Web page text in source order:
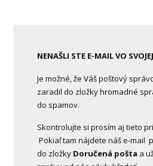
NENAŠLI STE E-MAIL VO
Je možné, že Váš poštový
zaradil do zložky hromadné
do spamov.
Skontrolujte si prosím aj tieto
Pokiaľ tam nájdete náš e-mail
do zložky Doručená pošta a